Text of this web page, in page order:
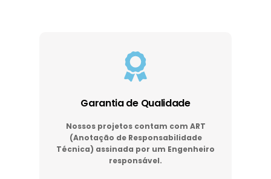
Garantia de Qualidade
Nossos projetos contam com ART
(Anotação de Responsabilidade
Técnica) assinada por um Engenheiro
responsável.